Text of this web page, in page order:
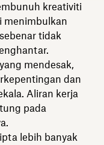
kreativiti
menimbulkan
tidak
mendesak,
dan
Aliran kerja
pada
lebih banyak